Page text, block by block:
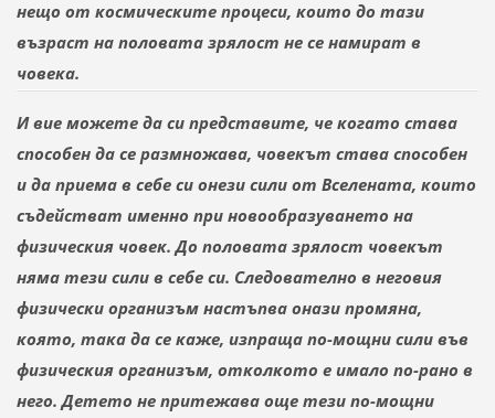
нещо от космическите процеси, които до тази
възраст на половата зрялост не се намират в
човека.
И вие можете да си представите, че когато става
способен да се размножава, човекът става способен
и да приема в себе си онези сили от Вселената, които
съдействат именно при новообразуването на
физическия човек. До половата зрялост човекът
няма тези сили в себе си. Следователно в неговия
физически организъм настъпва онази промяна,
която, така да се каже, изпраща по-мощни сили във
физическия организъм, отколкото е имало по-рано в
него. Детето не притежава още тези по-мощни